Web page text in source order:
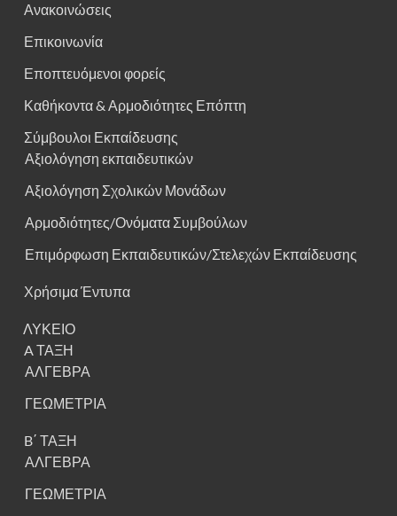
Ανακοινώσεις
Επικοινωνία
Εποπτευόμενοι φορείς
Καθήκοντα & Αρμοδιότητες Επόπτη
Σύμβουλοι Εκπαίδευσης
Αξιολόγηση εκπαιδευτικών
Αξιολόγηση Σχολικών Μονάδων
Αρμοδιότητες/Ονόματα Συμβούλων
Επιμόρφωση Εκπαιδευτικών/Στελεχών Εκπαίδευσης
Χρήσιμα Έντυπα
ΛΥΚΕΙΟ
A ΤΑΞΗ
ΑΛΓΕΒΡΑ
ΓΕΩΜΕΤΡΙΑ
B΄ ΤΑΞΗ
ΑΛΓΕΒΡΑ
ΓΕΩΜΕΤΡΙΑ